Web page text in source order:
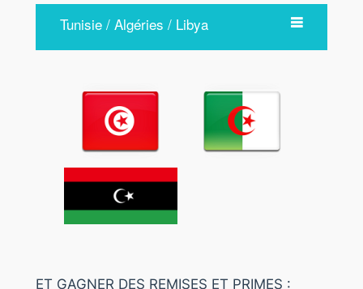
Tunisie / Algéries / Libya
ET GAGNER DES REMISES ET PRIMES :